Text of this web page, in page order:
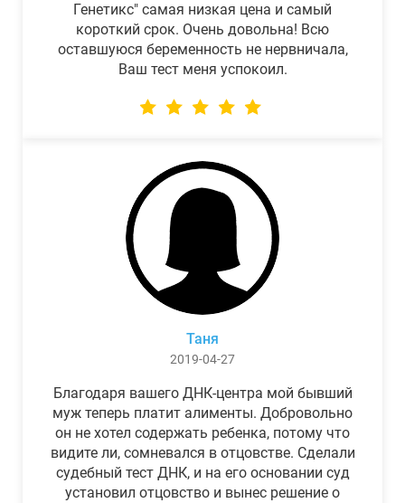
Генетикс" самая низкая цена и самый
короткий срок. Очень довольна! Всю
оставшуюся беременность не нервничала,
Ваш тест меня успокоил.
Таня
2019-04-27
Благодаря вашего ДНК-центра мой бывший
муж теперь платит алименты. Добровольно
он не хотел содержать ребенка, потому что
видите ли, сомневался в отцовстве. Сделали
судебный тест ДНК, и на его основании суд
установил отцовство и вынес решение о